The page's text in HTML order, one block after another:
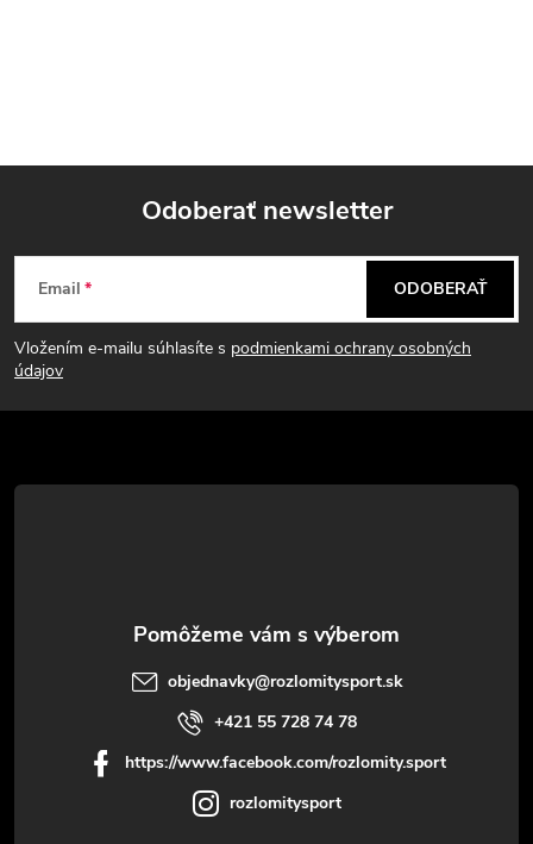
c
i
e
p
Z
á
p
t
Odoberať newsletter
Email
Vložením e-mailu súhlasíte s podmienkami ochrany osobných
údajov
ODOBERAŤ
objednavky@rozlomitysport.sk
+421 55 728 74 78
https://www.facebook.com/rozlomity.sport
rozlomitysport